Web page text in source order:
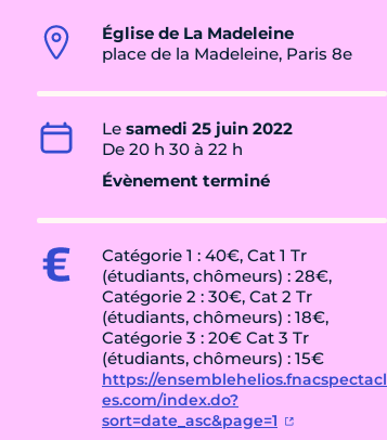
Église de La Madeleine
place de la Madeleine, Paris 8e
Le samedi 25 juin 2022
De 20 h 30 à 22 h
Évènement terminé
Catégorie 1 : 40€, Cat 1 Tr
(étudiants, chômeurs) : 28€,
Catégorie 2 : 30€, Cat 2 Tr
(étudiants, chômeurs) : 18€,
Catégorie 3 : 20€ Cat 3 Tr
(étudiants, chômeurs) : 15€
https://ensemblehelios.fnacspectacl
es.com/index.do?
sort=date_asc&page=1